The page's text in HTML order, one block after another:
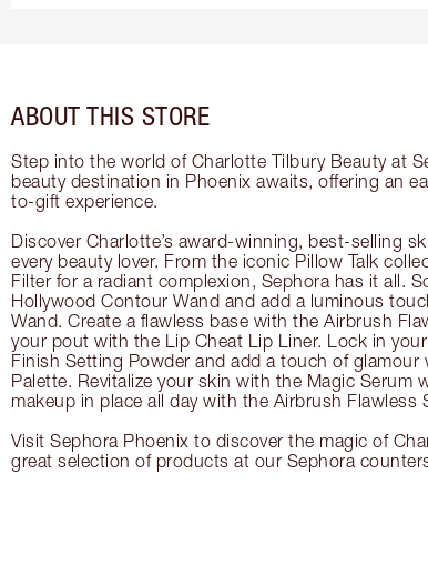
ABOUT THIS STORE
Step into the world of Charlotte Tilbury Beauty at
beauty destination in Phoenix awaits, offering an
to-gift experience.
Discover Charlotte’s award-winning, best-selling
every beauty lover. From the iconic Pillow Talk
Filter for a radiant complexion, Sephora has it all.
Hollywood Contour Wand and add a luminous
Wand. Create a flawless base with the Airbrush
your pout with the Lip Cheat Lip Liner. Lock in
Finish Setting Powder and add a touch of glamour
Palette. Revitalize your skin with the Magic Serum
makeup in place all day with the Airbrush Flawless
Visit Sephora Phoenix to discover the magic of
great selection of products at our Sephora